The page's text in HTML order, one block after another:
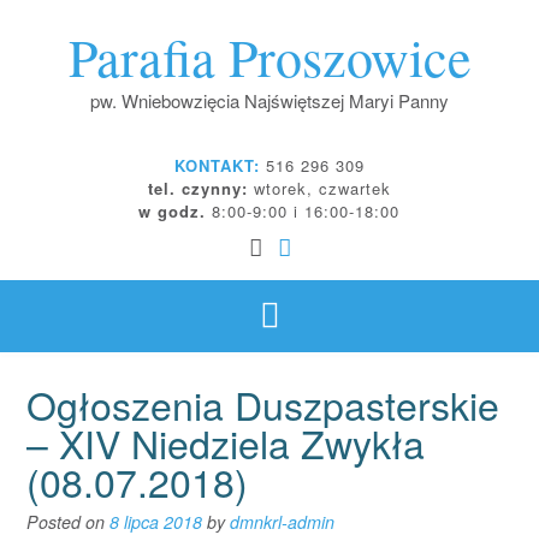
e
Parafia Proszowice
pw. Wniebowzięcia Najświętszej Maryi Panny
KONTAKT: 516 296 309
tel. czynny: wtorek, czwartek
w godz. 8:00-9:00 i 16:00-18:00
Ogłoszenia Duszpasterskie
– XIV Niedziela Zwykła
(08.07.2018)
Posted on 8 lipca 2018 bydmnkrl-admin